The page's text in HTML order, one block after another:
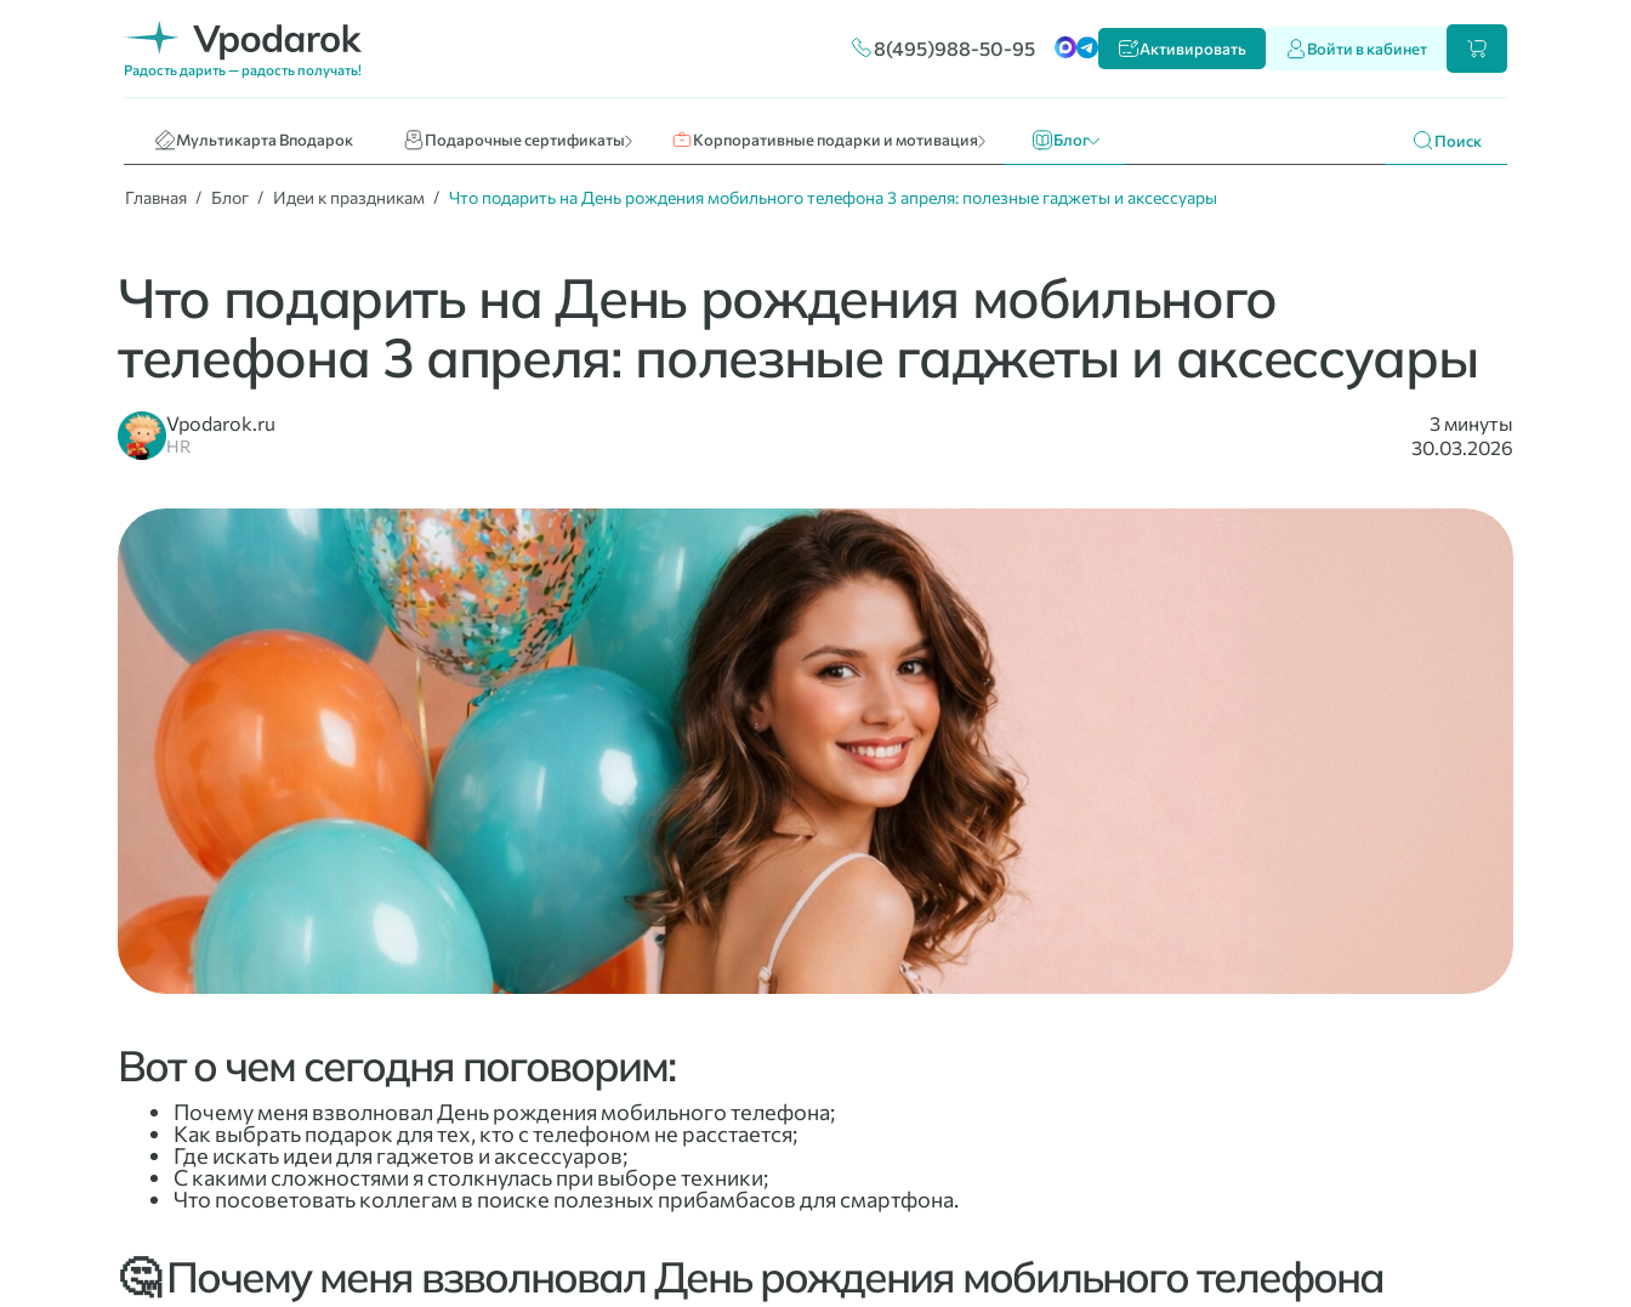
Радость дарить — радость получать!
8(495)988-50-95 Активировать Войти в кабинет
Мультикарта Вподарок Подарочные сертификаты
Кино, театр, развлечения
Книги
Корпоративные подарки и мотивация
Массовые выплаты
Блог
О нас и наших продуктах
Идеи к праздникам
Поиск
Главная Блог Идеи к праздникам Что подарить на День рождения мобильного телефона 3 апреля: полезные гаджеты и аксессуары
Что подарить на День рождения мобильного
телефона 3 апреля: полезные гаджеты и аксессуары
Vpodarok.ru
HR
3 минуты
30.03.2026
Вот о чем сегодня поговорим:
Почему меня взволновал День рождения мобильного телефона;
Как выбрать подарок для тех, кто с телефоном не расстается;
Где искать идеи для гаджетов и аксессуаров;
С какими сложностями я столкнулась при выборе техники;
Что посоветовать коллегам в поиске полезных прибамбасов для смартфона.
🤔 Почему меня взволновал День рождения мобильного телефона